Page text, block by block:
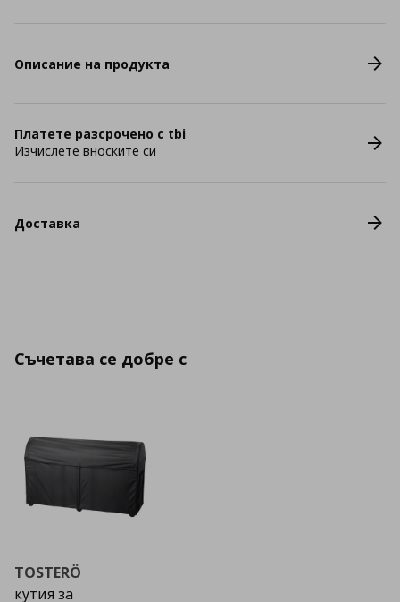
Описание на продукта
Платете разсрочено с tbi
Изчислете вноските си
Доставка
Съчетава се добре с
TOSTERÖ
кутия за